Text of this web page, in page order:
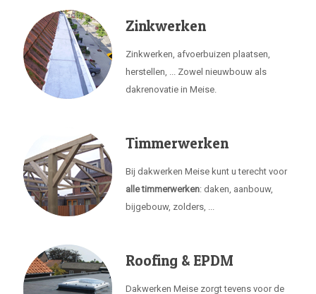
Zinkwerken
Zinkwerken, afvoerbuizen plaatsen,
herstellen, ... Zowel nieuwbouw als
dakrenovatie in Meise.
Timmerwerken
Bij dakwerken Meise kunt u terecht voor
alle timmerwerken: daken, aanbouw,
bijgebouw, zolders, ...
Roofing & EPDM
Dakwerken Meise zorgt tevens voor de